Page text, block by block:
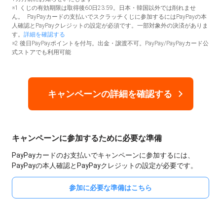
※1 くじの有効期限は取得後60日23:59。日本・韓国以外では削れませ
ん。 PayPayカードの支払いでスクラッチくじに参加するにはPayPayの本
人確認とPayPayクレジットの設定が必須です。一部対象外の決済がありま
す。 詳細を確認する
※2 後日PayPayポイントを付与。出金・譲渡不可。PayPay/PayPayカード公
式ストアでも利用可能
キャンペーンの詳細を確認する
キャンペーンに参加するために必要な準備
PayPayカードのお支払いでキャンペーンに参加するには、
PayPayの本人確認とPayPayクレジットの設定が必要です。
参加に必要な準備はこちら